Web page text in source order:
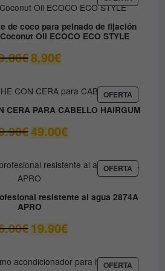
12.30€.6.15€.
EN
de coco para peinado de fijación
Oil ECOCO ECO STYLE
€ El
precio
era:
9.80€.
8.90€El
precio
es:
8.90€.
OFERTA
EN
CERA PARA CABELLO HAIRGUM
€ El
precio
era:
79.90€.
49.00€El
precio
es:
OFERTA
EN
resistente al agua 2874A
APRO
€ El
precio
era:
19.90€El
precio
es:
OFERTA